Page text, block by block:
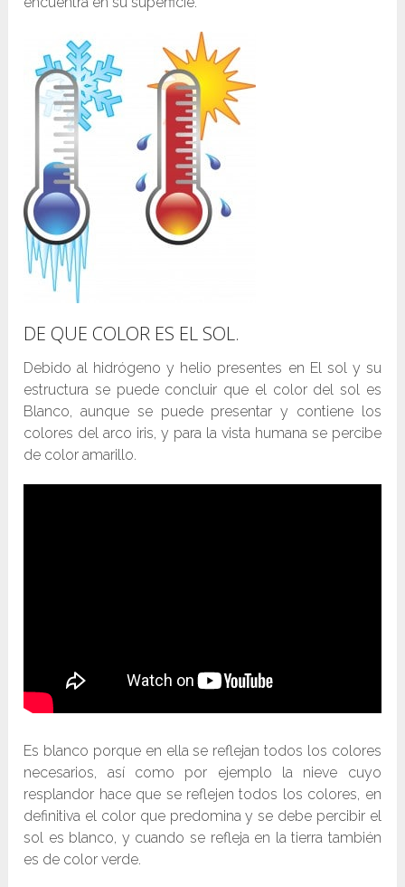
DE QUE COLOR ES EL SOL.
Debido al hidrógeno y helio presentes en El sol y su
estructura se puede concluir que el color del sol es
Blanco, aunque se puede presentar y contiene los
colores del arco iris, y para la vista humana se percibe
de color amarillo.
Es blanco porque en ella se reflejan todos los colores
necesarios, así como por ejemplo la nieve cuyo
resplandor hace que se reflejen todos los colores, en
definitiva el color que predomina y se debe percibir el
sol es blanco, y cuando se refleja en la tierra también
es de color verde.